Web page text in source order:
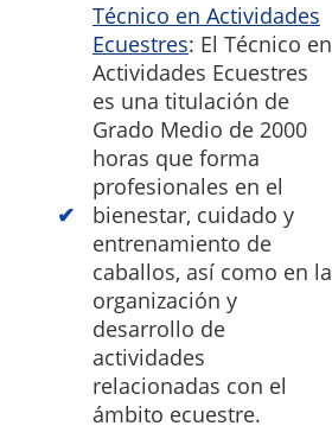
Técnico en Actividades
Ecuestres: El Técnico en
Actividades Ecuestres
es una titulación de
Grado Medio de 2000
horas que forma
profesionales en el
bienestar, cuidado y
entrenamiento de
caballos, así como en la
organización y
desarrollo de
actividades
relacionadas con el
ámbito ecuestre.